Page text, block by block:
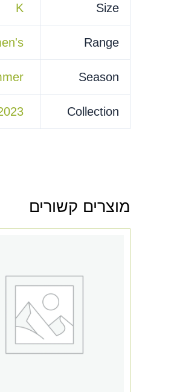
Size
K
Range
Season
Collection
מוצרים קשורים